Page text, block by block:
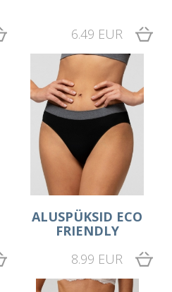
6.49 EUR
ALUSPÜKSID ECO
FRIENDLY
8.99 EUR